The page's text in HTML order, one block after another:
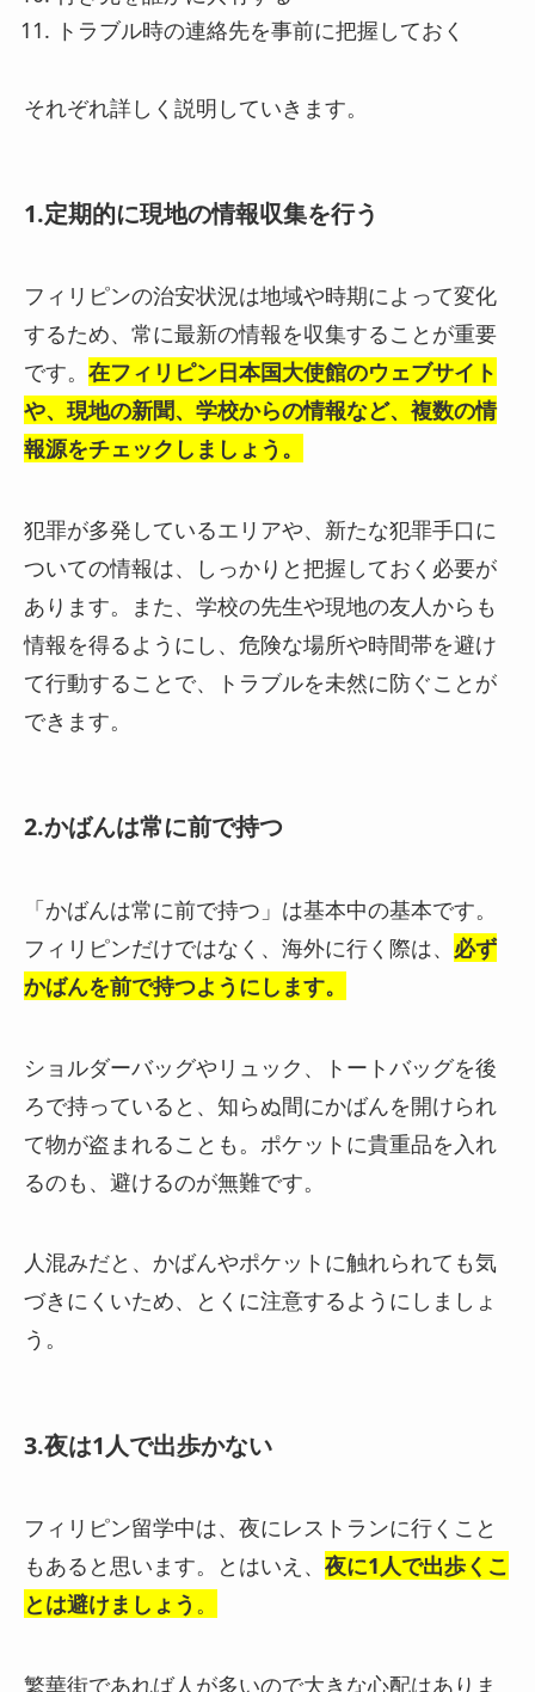
トラブル時の連絡先を事前に把握しておく
それぞれ詳しく説明していきます。
1.定期的に現地の情報収集を行う
フィリピンの治安状況は地域や時期によって変化
するため、常に最新の情報を収集することが重要
です。 在フィリピン日本国大使館のウェブサイト
や、現地の新聞、学校からの情報など、複数の情
報源をチェックしましょう。
犯罪が多発しているエリアや、新たな犯罪手口に
ついての情報は、しっかりと把握しておく必要が
あります。また、学校の先生や現地の友人からも
情報を得るようにし、危険な場所や時間帯を避け
て行動することで、トラブルを未然に防ぐことが
できます。
2.かばんは常に前で持つ
「かばんは常に前で持つ」は基本中の基本です。
フィリピンだけではなく、海外に行く際は、 必ず
かばんを前で持つようにします。
ショルダーバッグやリュック、トートバッグを後
ろで持っていると、知らぬ間にかばんを開けられ
て物が盗まれることも。 ポケットに貴重品を入れ
るのも、避けるのが無難です。
人混みだと、かばんやポケットに触れられても気
づきにくいため、とくに注意するようにしましょ
う。
3.夜は1人で出歩かない
フィリピン留学中は、夜にレストランに行くこと
もあると思います。
とはいえ、 夜に1人で出歩くこ
とは避けましょう 。
繁華街であれば人が多いので大きな心配はありま